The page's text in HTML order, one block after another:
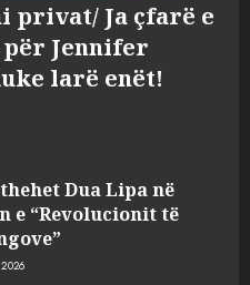
privat/ Ja çfarë e
Jennifer
larë enët!
Dua Lipa në
e “Revolucionit të